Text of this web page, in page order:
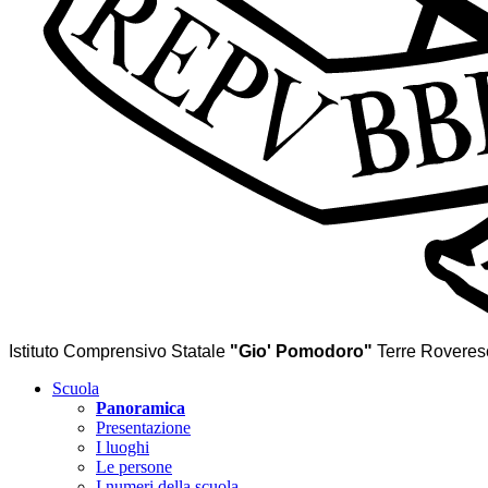
Istituto Comprensivo Statale "Gio' Pomodoro" Terre
Scuola
Panoramica
Presentazione
I luoghi
Le persone